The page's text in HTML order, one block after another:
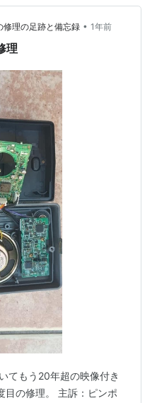
画像で訪問者が確認でき
、義母が新聞の広告を手
無線式で配線工事が不要
修理の足跡と備忘録 • 1年前
理
てもう20年超の映像付き
目の修理。 主訴：ピンポ